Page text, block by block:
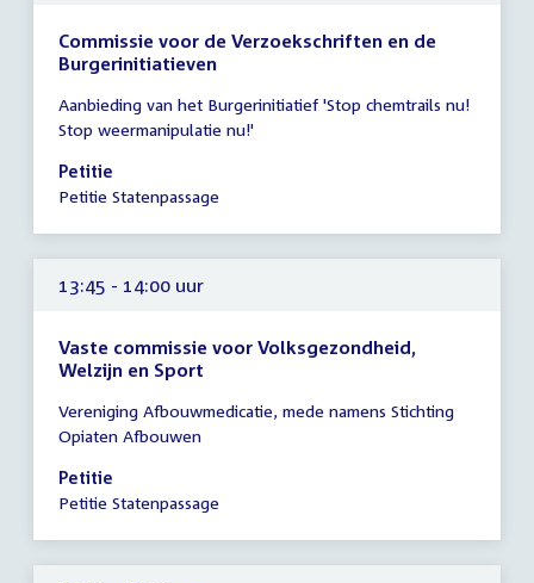
Commissie voor de Verzoekschriften en de
Burgerinitiatieven
vergadering
13:45
-
14:00
Aanbieding van het Burgerinitiatief 'Stop chemtrails nu!
Stop weermanipulatie nu!'
Petitie
Petitie Statenpassage
13:45 - 14:00 uur
Vaste commissie voor Volksgezondheid,
Welzijn en Sport
vergadering
13:45
-
14:00
Vereniging Afbouwmedicatie, mede namens Stichting
Opiaten Afbouwen
Petitie
Petitie Statenpassage